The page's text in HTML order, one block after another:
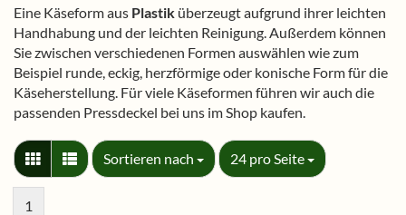
Eine Käseform aus Plastik überzeugt aufgrund ihrer leichten
Handhabung und der leichten Reinigung. Außerdem können
Sie zwischen verschiedenen Formen auswählen wie zum
Beispiel runde, eckig, herzförmige oder konische Form für die
Käseherstellung. Für viele Käseformen führen wir auch die
passenden Pressdeckel bei uns im Shop kaufen.
Sortieren nach
Sortieren nach 24 pro Seite
pro Seite
1